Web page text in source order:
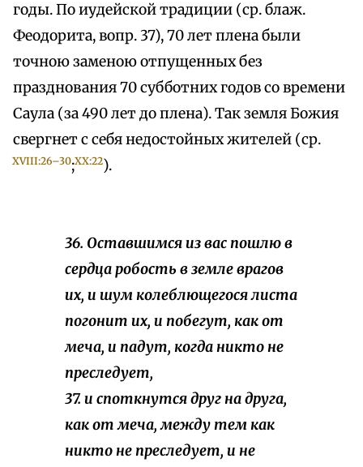
годы. По иудейской традиции (ср. блаж.
Феодорита, вопр. 37), 70 лет плена были
точною заменою отпущенных без
празднования 70 субботних годов со времени
Саула (за 490 лет до плена). Так земля Божия
свергнет с себя недостойных жителей (ср.
XVIII:26–30;XX:22).
36. Оставшимся из вас пошлю в
сердца робость в земле врагов
их, и шум колеблющегося листа
погонит их, и побегут, как от
меча, и падут, когда никто не
преследует,
37. и споткнутся друг на друга,
как от меча, между тем как
никто не преследует, и не